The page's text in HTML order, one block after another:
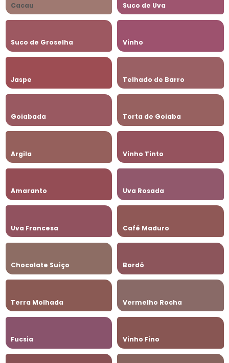
Cacau Suco de Uva
Suco de Groselha Vinho
Jaspe Telhado de Barro
Goiabada Torta de Goiaba
Argila Vinho Tinto
Amaranto Uva Rosada
Uva Francesa Café Maduro
Chocolate Suíço Bordô
Terra Molhada Vermelho Rocha
Fucsia Vinho Fino